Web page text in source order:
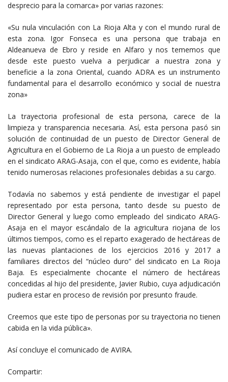
desprecio para la comarca» por varias razones:
«Su nula vinculación con La Rioja Alta y con el mundo rural de
esta zona. Igor Fonseca es una persona que trabaja en
Aldeanueva de Ebro y reside en Alfaro y nos tememos que
desde este puesto vuelva a perjudicar a nuestra zona y
beneficie a la zona Oriental, cuando ADRA es un instrumento
fundamental para el desarrollo económico y social de nuestra
zona»
La trayectoria profesional de esta persona, carece de la
limpieza y transparencia necesaria. Así, esta persona pasó sin
solución de continuidad de un puesto de Director General de
Agricultura en el Gobierno de La Rioja a un puesto de empleado
en el sindicato ARAG-Asaja, con el que, como es evidente, había
tenido numerosas relaciones profesionales debidas a su cargo.
Todavía no sabemos y está pendiente de investigar el papel
representado por esta persona, tanto desde su puesto de
Director General y luego como empleado del sindicato ARAG-
Asaja en el mayor escándalo de la agricultura riojana de los
últimos tiempos, como es el reparto exagerado de hectáreas de
las nuevas plantaciones de los ejercicios 2016 y 2017 a
familiares directos del “núcleo duro” del sindicato en La Rioja
Baja. Es especialmente chocante el número de hectáreas
concedidas al hijo del presidente, Javier Rubio, cuya adjudicación
pudiera estar en proceso de revisión por presunto fraude.
Creemos que este tipo de personas por su trayectoria no tienen
cabida en la vida pública».
Así concluye el comunicado de AVIRA.
Compartir: